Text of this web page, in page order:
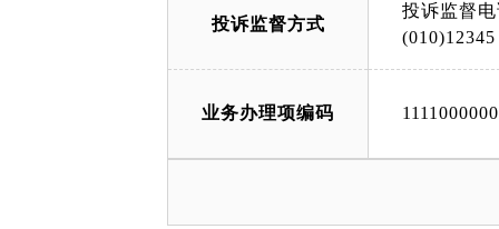
投诉监督方式
投诉监督
(010)12345
业务办理项编码